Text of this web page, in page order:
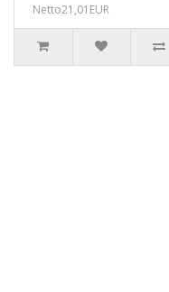
Netto21,01EUR